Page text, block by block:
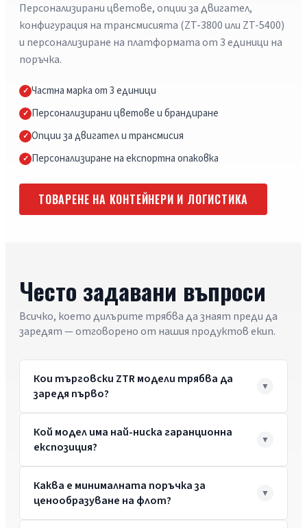
Персонализирани цветове, опции за двигател,
конфигурация на трансмисията (ZT-3800 или ZT-5400)
и персонализиране на платформата от 3 единици на
поръчка.
Частна марка от 3 единици
Персонализирани цветове и брандиране
Опции за двигател и трансмисия
Персонализиране на експортна опаковка
ТОВАРЕНЕ НА КОНТЕЙНЕРИ И ЛОГИСТИКА
Често задавани въпроси
Всичко, което дилърите трябва да знаят преди да
заредят — отговорено от нашия продуктов екип.
Кои търговски ZTR модели трябва да
заредя първо?
Кой модел има най-ниска гаранционна
експозиция?
Каква е минималната поръчка за
ценообразуване на флот?